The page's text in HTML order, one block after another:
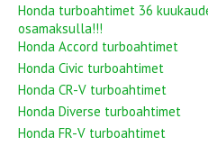
Honda turboahtimet 36
osamaksulla!!!
Honda Accord turboahtimet
Honda Civic turboahtimet
Honda CR-V turboahtimet
Honda Diverse turboahtimet
Honda FR-V turboahtimet